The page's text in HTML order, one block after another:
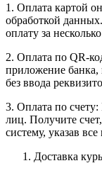
1. Оплата картой
обработкой
оплату за
2. Оплата по QR-
приложение банка,
без ввода
3. Оплата по
лиц. Получите
систему, указав
Доставка